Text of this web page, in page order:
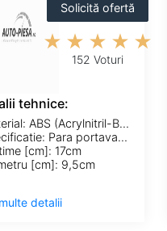
Solicită ofertă
152 Voturi
tehnice:
Material: ABS (Acrylnitril-Butadien-Styrol-Copolymerisat); PP (polipropilena)
Specificatie: Para portavasos
[cm]: 17cm
[cm]: 9,5cm
detalii